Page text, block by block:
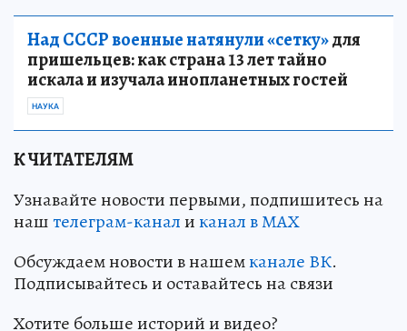
Над СССР военные натянули «сетку»для
пришельцев: как страна 13 лет тайно
искала и изучала инопланетных гостей
НАУКА
К ЧИТАТЕЛЯМ
Узнавайте новости первыми, подпишитесь на
наштелеграм-каналиканал в МАХ
Обсуждаем новости в нашемканале ВК.
Подписывайтесь и оставайтесь на связи
Хотите больше историй и видео?